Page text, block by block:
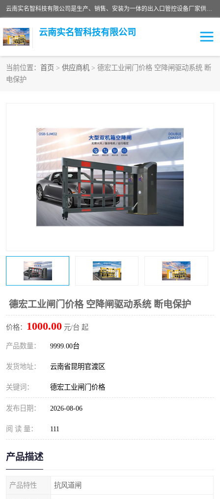
云南实名智科技有限公司是生产、销售、安装为一体的出入口管控设备厂家供应商。主营:电动伸缩门、道闸、广告道闸、重型空降闸、车牌识别、门禁通道、升降柱、岗亭、旗杆等智能设备。主营产品: 电动伸缩门,道闸门禁,车牌识别 生产、销售、安装为一体的出入口管控设备厂家源头供应商。
云南实名智科技有限公司
当前位置： 首页 > 供应商机 > 德宏工业闸门价格 空降闸驱动系统 断
电保护
德宏工业闸门价格 空降闸驱动系统 断电保护
价格： 1000.00 元/台 起
产品数量： 9999.00台
发货地址： 云南省昆明官渡区
关键词： 德宏工业闸门价格
发布日期： 2026-08-06
阅 读 量： 111
产品描述
产品特性 抗风道闸
车牌识别门系列
升降门系列 通道闸系列
小门系列 伸缩门